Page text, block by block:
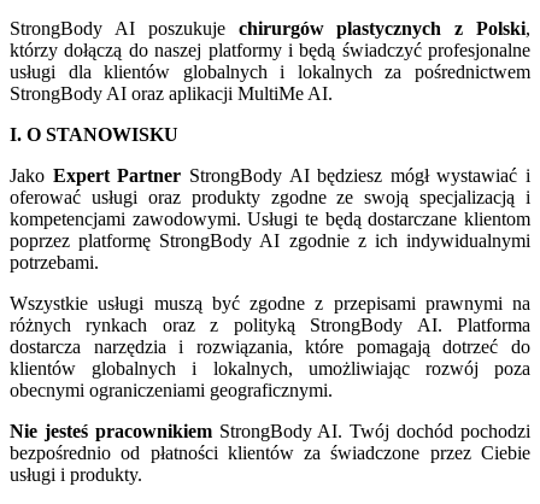
StrongBody AI poszukuje chirurgów plastycznych z Polski,
którzy dołączą do naszej platformy i będą świadczyć profesjonalne
usługi dla klientów globalnych i lokalnych za pośrednictwem
StrongBody AI oraz aplikacji MultiMe AI.
I. O STANOWISKU
Jako Expert Partner StrongBody AI będziesz mógł wystawiać i
oferować usługi oraz produkty zgodne ze swoją specjalizacją i
kompetencjami zawodowymi. Usługi te będą dostarczane klientom
poprzez platformę StrongBody AI zgodnie z ich indywidualnymi
potrzebami.
Wszystkie usługi muszą być zgodne z przepisami prawnymi na
różnych rynkach oraz z polityką StrongBody AI. Platforma
dostarcza narzędzia i rozwiązania, które pomagają dotrzeć do
klientów globalnych i lokalnych, umożliwiając rozwój poza
obecnymi ograniczeniami geograficznymi.
Nie jesteś pracownikiemStrongBody AI. Twój dochód pochodzi
bezpośrednio od płatności klientów za świadczone przez Ciebie
usługi i produkty.